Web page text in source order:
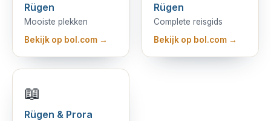
Rügen
Mooiste plekken
Bekijk op bol.com →
Rügen
Complete reisgids
Bekijk op bol.com →
📖
Rügen & Prora